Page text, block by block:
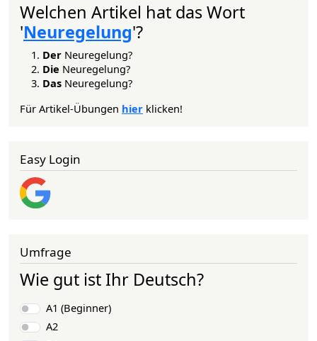
Welchen Artikel hat das Wort
'Neuregelung'?
Der Neuregelung?
Die Neuregelung?
Das Neuregelung?
Für Artikel-Übungen hier klicken!
Easy Login
Umfrage
Wie gut ist Ihr Deutsch?
Auswahlmöglichkeiten
A1 (Beginner)
A2